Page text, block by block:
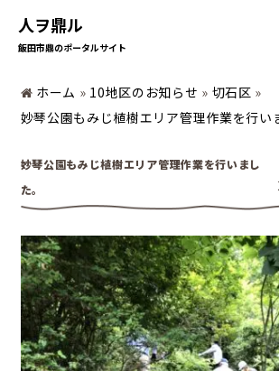
人ヲ鼎ル
飯田市鼎のポータルサイト
ホーム
暮らしの情報
ホーム » 10地区のお知らせ » 切石区 »
妙琴公園もみじ植樹エリア管理作業を行い
妙琴公園もみじ植樹エリア管理作業を行いまし
た。